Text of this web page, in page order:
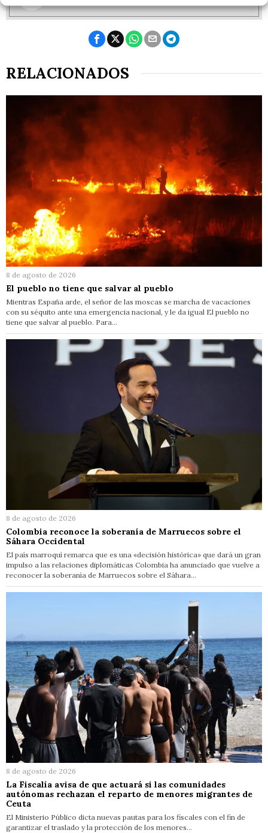
RELACIONADOS
8 de agosto de 2026
El pueblo no tiene que salvar al pueblo
Mientras España arde, el señor de las moscas se marcha de vacaciones
con su séquito ante una emergencia nacional, y le da igual El pueblo no
tiene que salvar al pueblo. Para…
8 de agosto de 2026
Colombia reconoce la soberanía de Marruecos sobre el
Sáhara Occidental
El país marroquí remarca que es una «decisión histórica» que dará un gran
impulso a las relaciones diplomáticas Colombia ha anunciado que vuelve a
reconocer la soberanía de Marruecos sobre el Sáhara…
8 de agosto de 2026
La Fiscalía avisa de que actuará si las comunidades
autónomas rechazan el reparto de menores migrantes de
Ceuta
El Ministerio Público dicta nuevas pautas para los fiscales con el fin de
garantizar el traslado y la protección de los menores…